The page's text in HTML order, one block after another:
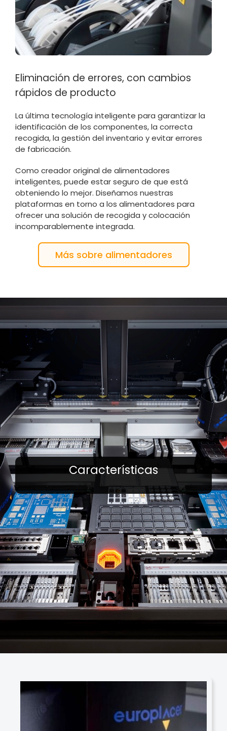
Eliminación de errores, con cambios
rápidos de producto
La última tecnología inteligente para garantizar la
identificación de los componentes, la correcta
recogida, la gestión del inventario y evitar errores
de fabricación.
Como creador original de alimentadores
inteligentes, puede estar seguro de que está
obteniendo lo mejor. Diseñamos nuestras
plataformas en torno a los alimentadores para
ofrecer una solución de recogida y colocación
incomparablemente integrada.
Más sobre alimentadores
Características